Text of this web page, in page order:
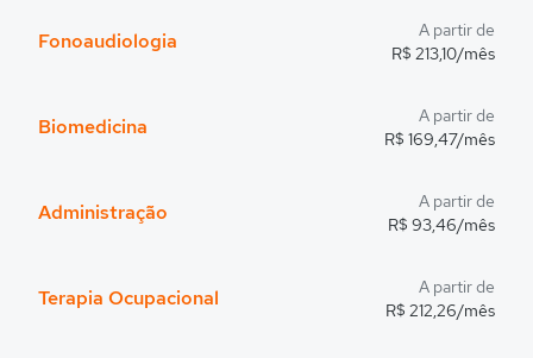
Fonoaudiologia
A partir de
R$ 213,10/mês
Biomedicina
A partir de
R$ 169,47/mês
Administração
A partir de
R$ 93,46/mês
Terapia Ocupacional
A partir de
R$ 212,26/mês